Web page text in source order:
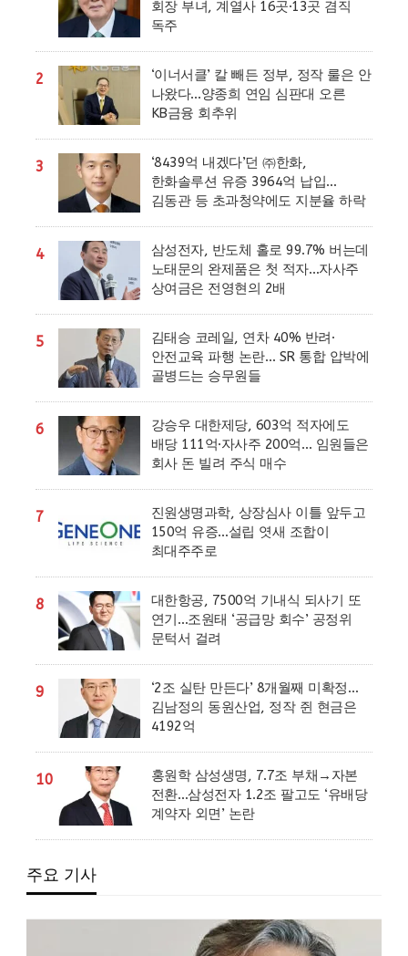
회장 부녀, 계열사 16곳·13곳 겸직
독주
2
‘이너서클’ 칼 빼든 정부, 정작 룰은 안
나왔다…양종희 연임 심판대 오른
KB금융 회추위
3
‘8439억 내겠다’던 ㈜한화,
한화솔루션 유증 3964억 납입…
김동관 등 초과청약에도 지분율 하락
4
삼성전자, 반도체 홀로 99.7% 버는데
노태문의 완제품은 첫 적자…자사주
상여금은 전영현의 2배
5
김태승 코레일, 연차 40% 반려·
안전교육 파행 논란… SR 통합 압박에
골병드는 승무원들
6
강승우 대한제당, 603억 적자에도
배당 111억·자사주 200억… 임원들은
회사 돈 빌려 주식 매수
7
진원생명과학, 상장심사 이틀 앞두고
150억 유증…설립 엿새 조합이
최대주주로
8
대한항공, 7500억 기내식 되사기 또
연기…조원태 ‘공급망 회수’ 공정위
문턱서 걸려
9
‘2조 실탄 만든다’ 8개월째 미확정…
김남정의 동원산업, 정작 쥔 현금은
4192억
10
홍원학 삼성생명, 7.7조 부채→자본
전환…삼성전자 1.2조 팔고도 ‘유배당
계약자 외면’ 논란
주요 기사